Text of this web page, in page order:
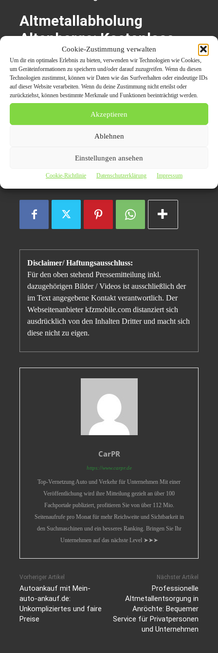
Cookie-Zustimmung verwalten
Um dir ein optimales Erlebnis zu bieten, verwenden wir Technologien wie Cookies,
um Geräteinformationen zu speichern und/oder darauf zuzugreifen. Wenn du diesen
Technologien zustimmst, können wir Daten wie das Surfverhalten oder eindeutige IDs
auf dieser Website verarbeiten. Wenn du deine Zustimmung nicht erteilst oder
zurückziehst, können bestimmte Merkmale und Funktionen beeinträchtigt werden.
Akzeptieren
Ablehnen
Einstellungen ansehen
Cookie-Richtlinie Datenschutzerklärung Impressum
Altmetallabholung
Altenberge: Kostenlose
und zuverlässige
Entsorgung von Altmetall
Altmetallabholung Altenberge
kostenlose Schrottabholung
Schrottabholung in Altenberge
Disclaimer/ Haftungsausschluss:
Für den oben stehend Pressemitteilung inkl.
dazugehörigen Bilder / Videos ist ausschließlich der
im Text angegebene Kontakt verantwortlich. Der
Webseitenanbieter kfzmobile.com distanziert sich
ausdrücklich von den Inhalten Dritter und macht sich
diese nicht zu eigen.
CarPR
https://www.carpr.de
Top-Vernetzung Auto und Verkehr für Unternehmen Mit einer
Veröffentlichung wird ihre Mitteilung gezielt an über 100
Fachportale publiziert, profitieren Sie von über 112 Mio.
Seitenaufrufe pro Monat für mehr Reichweite und Sichtbarkeit in
den Suchmaschinen und ein besseres Ranking. Bringen Sie Ihr
Unternehmen auf das nächste Level ➤➤➤
Vorheriger Artikel
Autoankauf mit Mein-
auto-ankauf.de:
Unkompliziertes und faire
Preise
Nächster Artikel
Professionelle
Altmetallentsorgung in
Anröchte: Bequemer
Service für Privatpersonen
und Unternehmen